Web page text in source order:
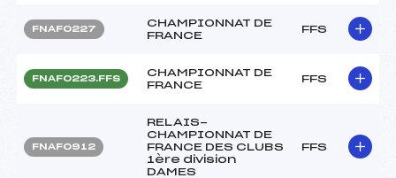
FNAF0227
CHAMPIONNAT DE
FRANCE
FFS
FNAF0223.FFS
CHAMPIONNAT DE
FRANCE
FFS
FNAF0912
RELAIS-
CHAMPIONNAT DE
FRANCE DES CLUBS
1ère division
DAMES
FFS